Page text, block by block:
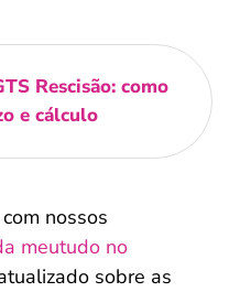
Rescisão: como
e cálculo
nossos
meutudo no
sobre as